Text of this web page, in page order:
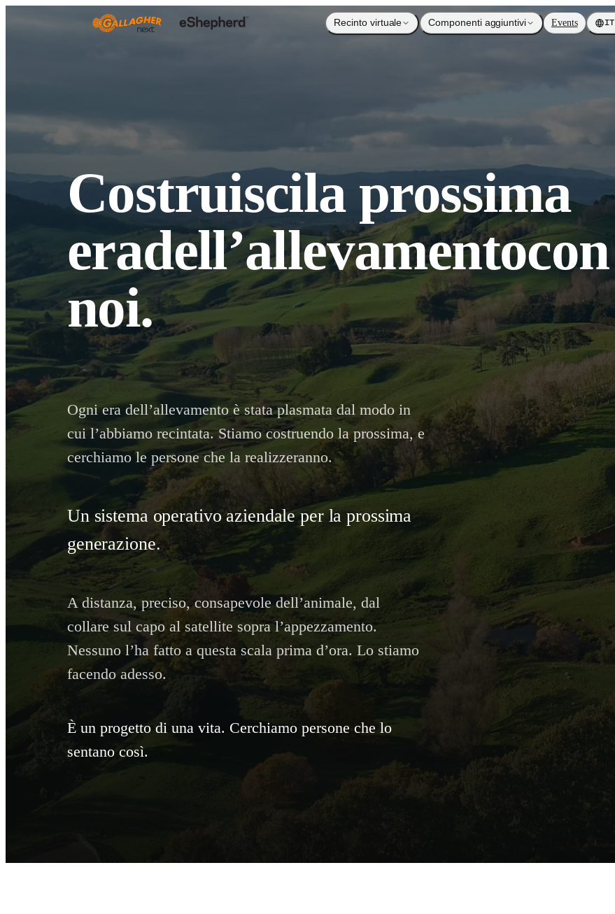
Recinto virtuale Componenti aggiuntivi Events IT
Costruiscila prossima
eradell’allevamentocon
noi.
Ogni era dell’allevamento è stata plasmata dal modo in
cui l’abbiamo recintata. Stiamo costruendo la prossima, e
cerchiamo le persone che la realizzeranno.
Un sistema operativo aziendale per la prossima
generazione.
A distanza, preciso, consapevole dell’animale, dal
collare sul capo al satellite sopra l’appezzamento.
Nessuno l’ha fatto a questa scala prima d’ora. Lo stiamo
facendo adesso.
È un progetto di una vita. Cerchiamo persone che lo
sentano così.